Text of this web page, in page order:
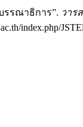
รรณาธิการ”. วาร
index.php/